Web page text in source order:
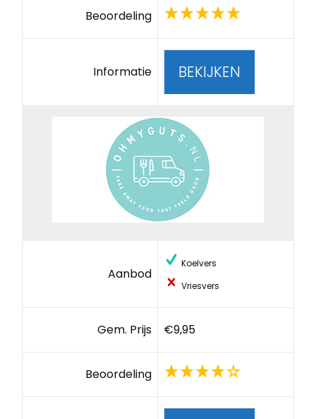
Beoordeling
Informatie BEKIJKEN
Aanbod
Koelvers
Vriesvers
Gem. Prijs €9,95
Beoordeling